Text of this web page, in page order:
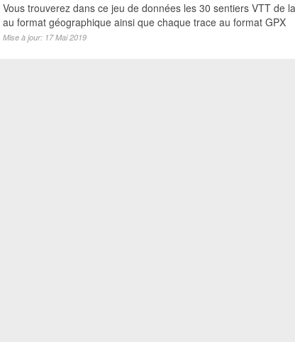
Vous trouverez dans ce jeu de données les 30 sentiers VTT de
au format géographique ainsi que chaque trace au format GPX
Mise à jour: 17 Mai 2019